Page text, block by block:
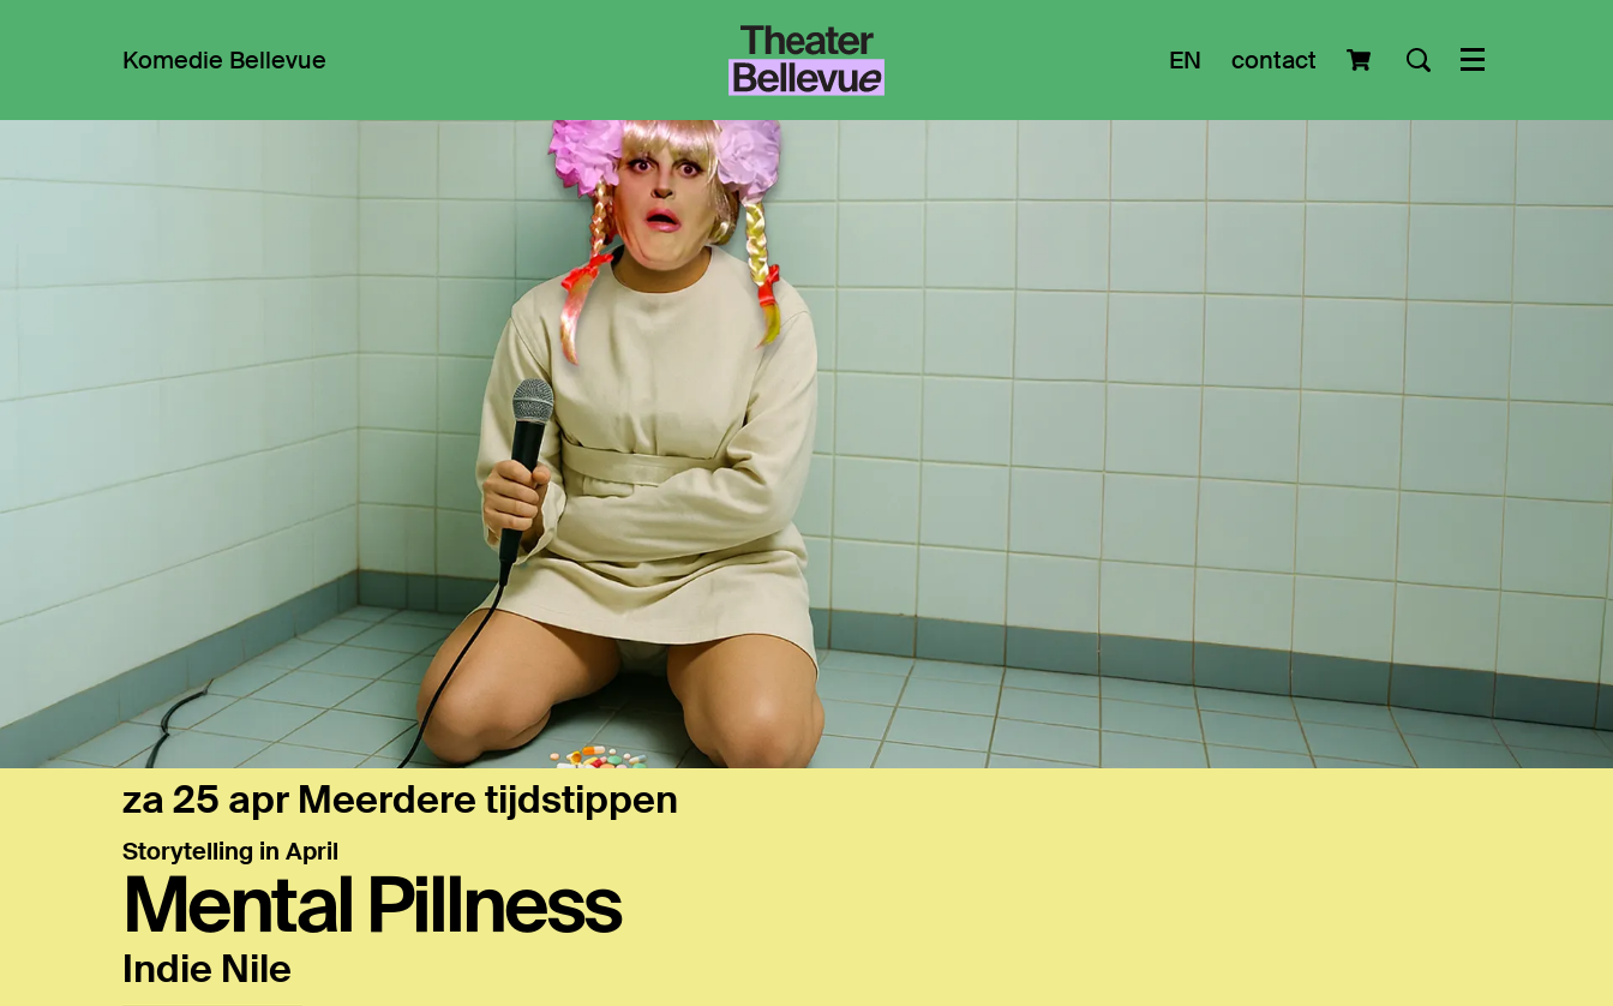
Komedie Bellevue EN contact Menu
Mental Pillness
Indie Nile
Storytelling in April
za 25 apr Meerdere tijdstippen